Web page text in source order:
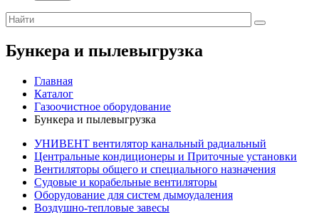
Бункера и пылевыгрузка
Главная
Каталог
Газоочистное оборудование
Бункера и пылевыгрузка
УНИВЕНТ вентилятор канальный радиальный
Центральные кондиционеры и Приточные установки
Вентиляторы общего и специального назначения
Судовые и корабельные вентиляторы
Оборудование для систем дымоудаления
Воздушно-тепловые завесы